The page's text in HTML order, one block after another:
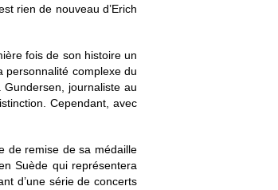
rien de nouveau d’Erich
fois de son histoire un
personnalité complexe du
journaliste au
Cependant, avec
de remise de sa médaille
Suède qui représentera
d’une série de concerts